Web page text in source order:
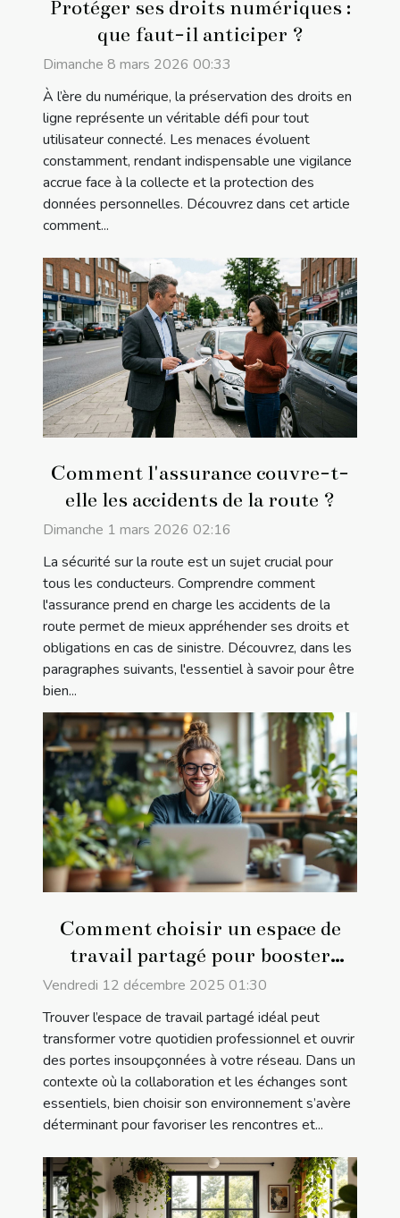
Protéger ses droits numériques :
que faut-il anticiper ?
Dimanche 8 mars 2026 00:33
À l’ère du numérique, la préservation des droits en
ligne représente un véritable défi pour tout
utilisateur connecté. Les menaces évoluent
constamment, rendant indispensable une vigilance
accrue face à la collecte et la protection des
données personnelles. Découvrez dans cet article
comment...
Comment l'assurance couvre-t-
elle les accidents de la route ?
Dimanche 1 mars 2026 02:16
La sécurité sur la route est un sujet crucial pour
tous les conducteurs. Comprendre comment
l'assurance prend en charge les accidents de la
route permet de mieux appréhender ses droits et
obligations en cas de sinistre. Découvrez, dans les
paragraphes suivants, l'essentiel à savoir pour être
bien...
Comment choisir un espace de
travail partagé pour booster
votre réseau professionnel ?
Vendredi 12 décembre 2025 01:30
Trouver l’espace de travail partagé idéal peut
transformer votre quotidien professionnel et ouvrir
des portes insoupçonnées à votre réseau. Dans un
contexte où la collaboration et les échanges sont
essentiels, bien choisir son environnement s’avère
déterminant pour favoriser les rencontres et...